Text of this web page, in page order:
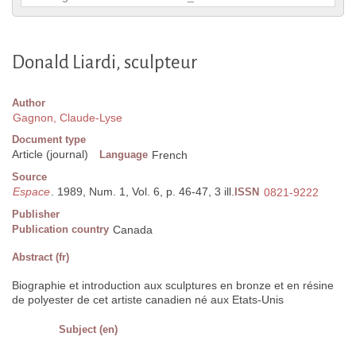
Donald Liardi, sculpteur
Author
Gagnon, Claude-Lyse
Document type
Article (journal) Language French
Source
Espace. 1989, Num. 1, Vol. 6, p. 46-47, 3 ill. ISSN 0821-9222
Publisher
Publication country Canada
Abstract (fr)
Biographie et introduction aux sculptures en bronze et en résine
de polyester de cet artiste canadien né aux Etats-Unis
Subject (en)